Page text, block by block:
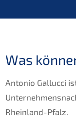
Was
Antonio Gallucci
Rheinland-Pfalz.